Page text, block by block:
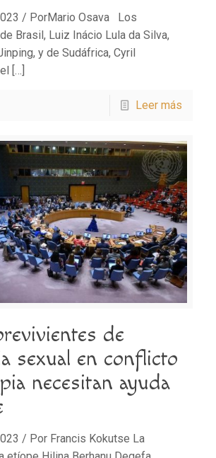
/ PorMario Osava Los
Brasil, Luiz Inácio Lula da Silva,
y de Sudáfrica, Cyril
[…]
Leer más
de
sexual en conflicto
necesitan ayuda
/ Por Francis Kokutse La